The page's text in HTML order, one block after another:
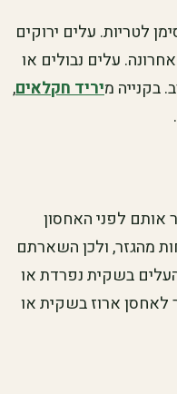
לטריות. עלים ירוקים
עלים נבולים או
בקנייה מיריד חקלאים,
אותם לפני האחסון
מהגזר, ולכן השארתם
בשקית נפרדת או
ארוז בשקית או